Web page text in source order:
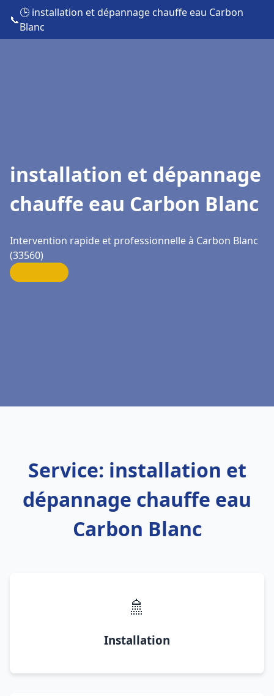
📞
🕒 installation et dépannage chauffe eau Carbon
Blanc
installation et dépannage
chauffe eau Carbon Blanc
Intervention rapide et professionnelle à Carbon Blanc
(33560)
Service: installation et
dépannage chauffe eau
Carbon Blanc
🚿
Installation